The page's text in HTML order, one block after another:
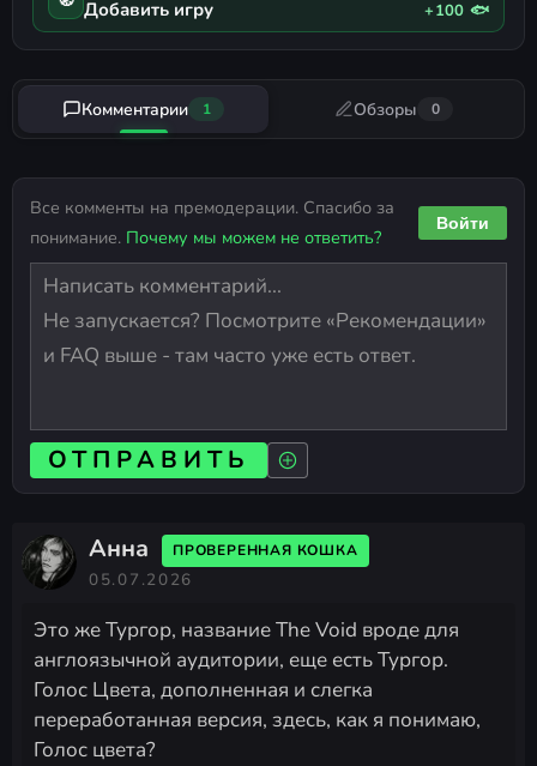
Добавить игру +100 🐟
Комментарии 1 Обзоры 0
Все комменты на премодерации. Спасибо за
понимание. Почему мы можем не ответить?
Войти
ОТПРАВИТЬ
Анна ПРОВЕРЕННАЯ КОШКА
05.07.2026
Это же Тургор, название The Void вроде для
англоязычной аудитории, еще есть Тургор.
Голос Цвета, дополненная и слегка
переработанная версия, здесь, как я понимаю,
Голос цвета?